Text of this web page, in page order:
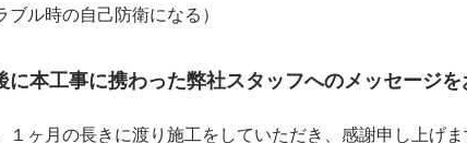
ブル時の自己防衛になる）
に本工事に携わった弊社スタッフへのメッセージ
１ヶ月の長きに渡り施工をしていただき、感謝申し上げま